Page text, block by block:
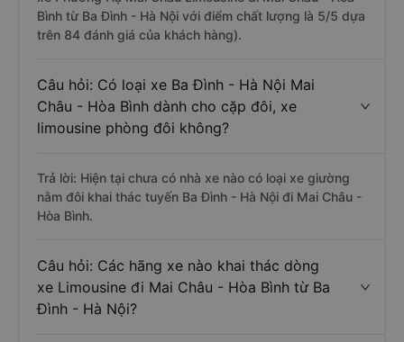
Bình từ Ba Đình - Hà Nội với điểm chất lượng là 5/5 dựa
trên 84 đánh giá của khách hàng).
Câu hỏi: Có loại xe Ba Đình - Hà Nội Mai
Châu - Hòa Bình dành cho cặp đôi, xe
limousine phòng đôi không?
Trả lời: Hiện tại chưa có nhà xe nào có loại xe giường
nằm đôi khai thác tuyến Ba Đình - Hà Nội đi Mai Châu -
Hòa Bình.
Câu hỏi: Các hãng xe nào khai thác dòng
xe Limousine đi Mai Châu - Hòa Bình từ Ba
Đình - Hà Nội?